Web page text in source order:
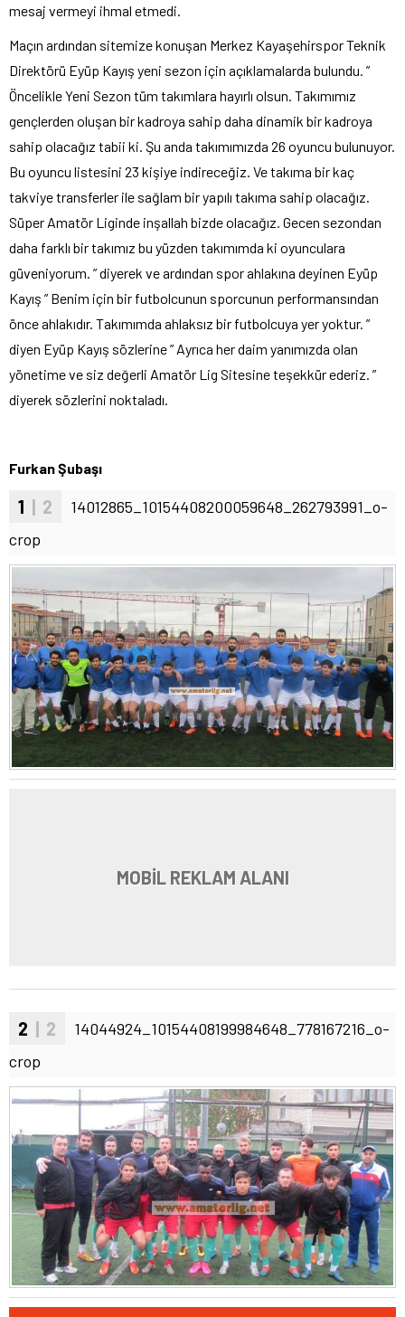
mesaj vermeyi ihmal etmedi.
Maçın ardından sitemize konuşan Merkez Kayaşehirspor Teknik
Direktörü Eyüp Kayış yeni sezon için açıklamalarda bulundu. ”
Öncelikle Yeni Sezon tüm takımlara hayırlı olsun. Takımımız
gençlerden oluşan bir kadroya sahip daha dinamik bir kadroya
sahip olacağız tabii ki. Şu anda takımımızda 26 oyuncu bulunuyor.
Bu oyuncu listesini 23 kişiye indireceğiz. Ve takıma bir kaç
takviye transferler ile sağlam bir yapılı takıma sahip olacağız.
Süper Amatör Liginde inşallah bizde olacağız. Gecen sezondan
daha farklı bir takımız bu yüzden takımımda ki oyunculara
güveniyorum. ” diyerek ve ardından spor ahlakına deyinen Eyüp
Kayış ” Benim için bir futbolcunun sporcunun performansından
önce ahlakıdır. Takımımda ahlaksız bir futbolcuya yer yoktur. ”
diyen Eyüp Kayış sözlerine ” Ayrıca her daim yanımızda olan
yönetime ve siz değerli Amatör Lig Sitesine teşekkür ederiz. ”
diyerek sözlerini noktaladı.
Furkan Şubaşı
1 | 2
14012865_10154408200059648_262793991_o-
crop
MOBİL REKLAM ALANI
2 | 2
14044924_10154408199984648_778167216_o-
crop